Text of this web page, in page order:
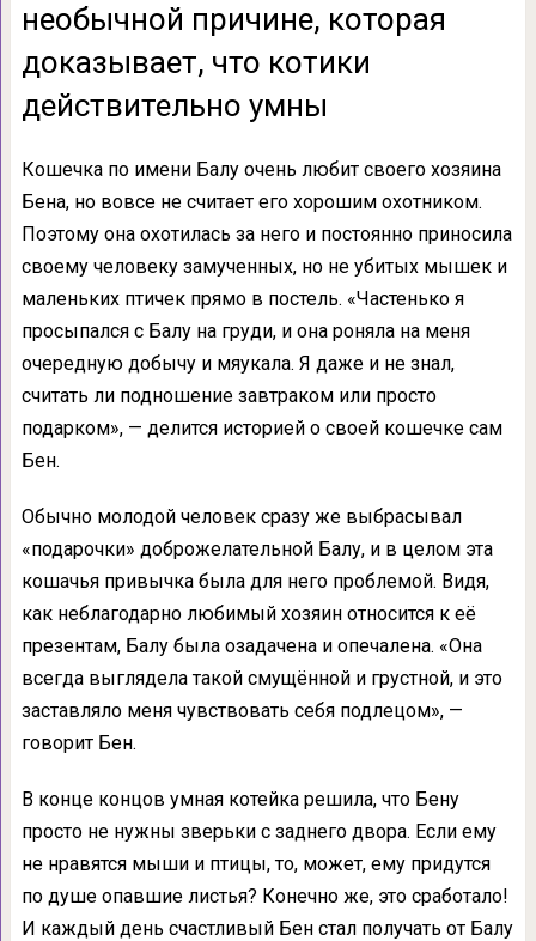
необычной причине, которая
доказывает, что котики
действительно умны
Кошечка по имени Балу очень любит своего хозяина
Бена, но вовсе не считает его хорошим охотником.
Поэтому она охотилась за него и постоянно приносила
своему человеку замученных, но не убитых мышек и
маленьких птичек прямо в постель. «Частенько я
просыпался с Балу на груди, и она роняла на меня
очередную добычу и мяукала. Я даже и не знал,
считать ли подношение завтраком или просто
подарком», — делится историей о своей кошечке сам
Бен.
Обычно молодой человек сразу же выбрасывал
«подарочки» доброжелательной Балу, и в целом эта
кошачья привычка была для него проблемой. Видя,
как неблагодарно любимый хозяин относится к её
презентам, Балу была озадачена и опечалена. «Она
всегда выглядела такой смущённой и грустной, и это
заставляло меня чувствовать себя подлецом», —
говорит Бен.
В конце концов умная котейка решила, что Бену
просто не нужны зверьки с заднего двора. Если ему
не нравятся мыши и птицы, то, может, ему придутся
по душе опавшие листья? Конечно же, это сработало!
И каждый день счастливый Бен стал получать от Балу